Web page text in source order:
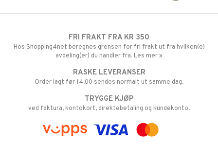
FRI FRAKT FRA KR 350
Hos Shopping4net beregnes grensen for fri frakt ut fra hvilken(e)
avdeling(er) du handler fra. Les mer »
RASKE LEVERANSER
Order lagt før 14.00 sendes normalt ut samme dag.
TRYGGE KJØP
ved faktura, kontokort, direktebetaling og kundekonto.